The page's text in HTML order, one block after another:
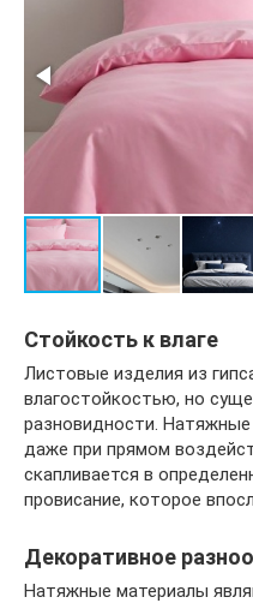
Стойкость к влаге
Листовые изделия из
влагостойкостью, но
разновидности.
даже при прямом
скапливается в
провисание, которое
Декоративное
Натяжные материалы